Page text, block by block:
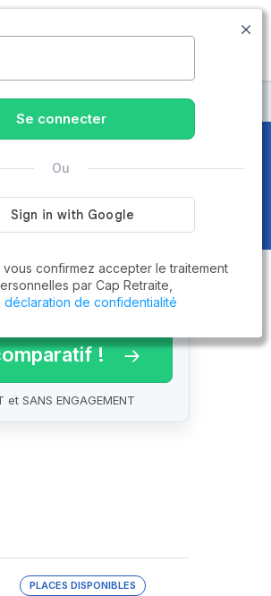
09.74.59.59.57
!
et SANS ENGAGEMENT
PLACES DISPONIBLES
Se connecter
Ou
vous confirmez accepter le traitement
par Cap Retraite,
déclaration de confidentialité